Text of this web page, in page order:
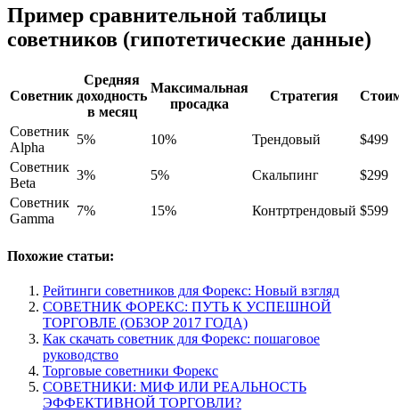
Пример сравнительной таблицы
советников (гипотетические данные)
Советник
Средняя
доходность
в месяц
Максимальная
просадка
Стратегия
Советник
Alpha
5% 10% Трендовый
$499
Советник
Beta
3% 5% Скальпинг
$299
Советник
Gamma
7% 15% Контртрендовый $599
Похожие статьи:
Рейтинги советников для Форекс: Новый взгляд
СОВЕТНИК ФОРЕКС: ПУТЬ К УСПЕШНОЙ
ТОРГОВЛЕ (ОБЗОР 2017 ГОДА)
Как скачать советник для Форекс: пошаговое
руководство
Торговые советники Форекс
СОВЕТНИКИ: МИФ ИЛИ РЕАЛЬНОСТЬ
ЭФФЕКТИВНОЙ ТОРГОВЛИ?